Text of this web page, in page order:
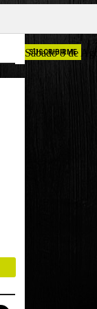
Sábado 8 de
SUSCRIBIRME